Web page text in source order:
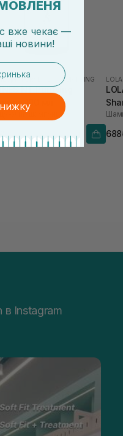
|NATURAL TECH PURIFYING
NT Purifying
100 мл
шампунь
в Instagram
вже чекає —
новини!